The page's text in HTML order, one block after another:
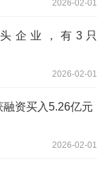
2026-02-01
企业，有3只
2026-02-01
资买入5.26亿元
2026-02-01